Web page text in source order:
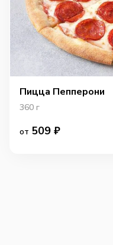
Пицца Пепперони
360 г
от 509 ₽